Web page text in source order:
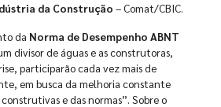
da Construção – Comat/CBIC.
da Norma de Desempenho ABNT
divisor de águas e as construtoras,
participarão cada vez mais de
em busca da melhoria constante
e das normas”. Sobre o